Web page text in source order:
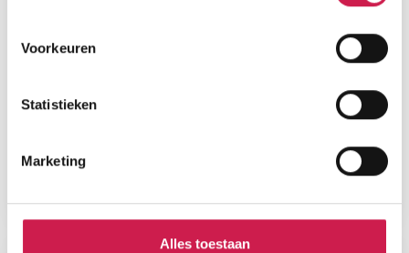
Voorkeuren
Statistieken
Marketing
Alles toestaan